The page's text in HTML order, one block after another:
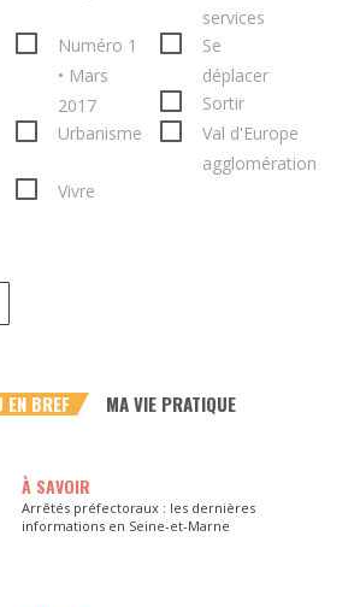
services
Numéro 1
• Mars
2017
Se
déplacer
Sortir
Urbanisme
Val d'Europe
agglomération
Vivre
EN BREF MA VIE PRATIQUE
À SAVOIR
Arrêtés préfectoraux : les dernières
informations en Seine-et-Marne